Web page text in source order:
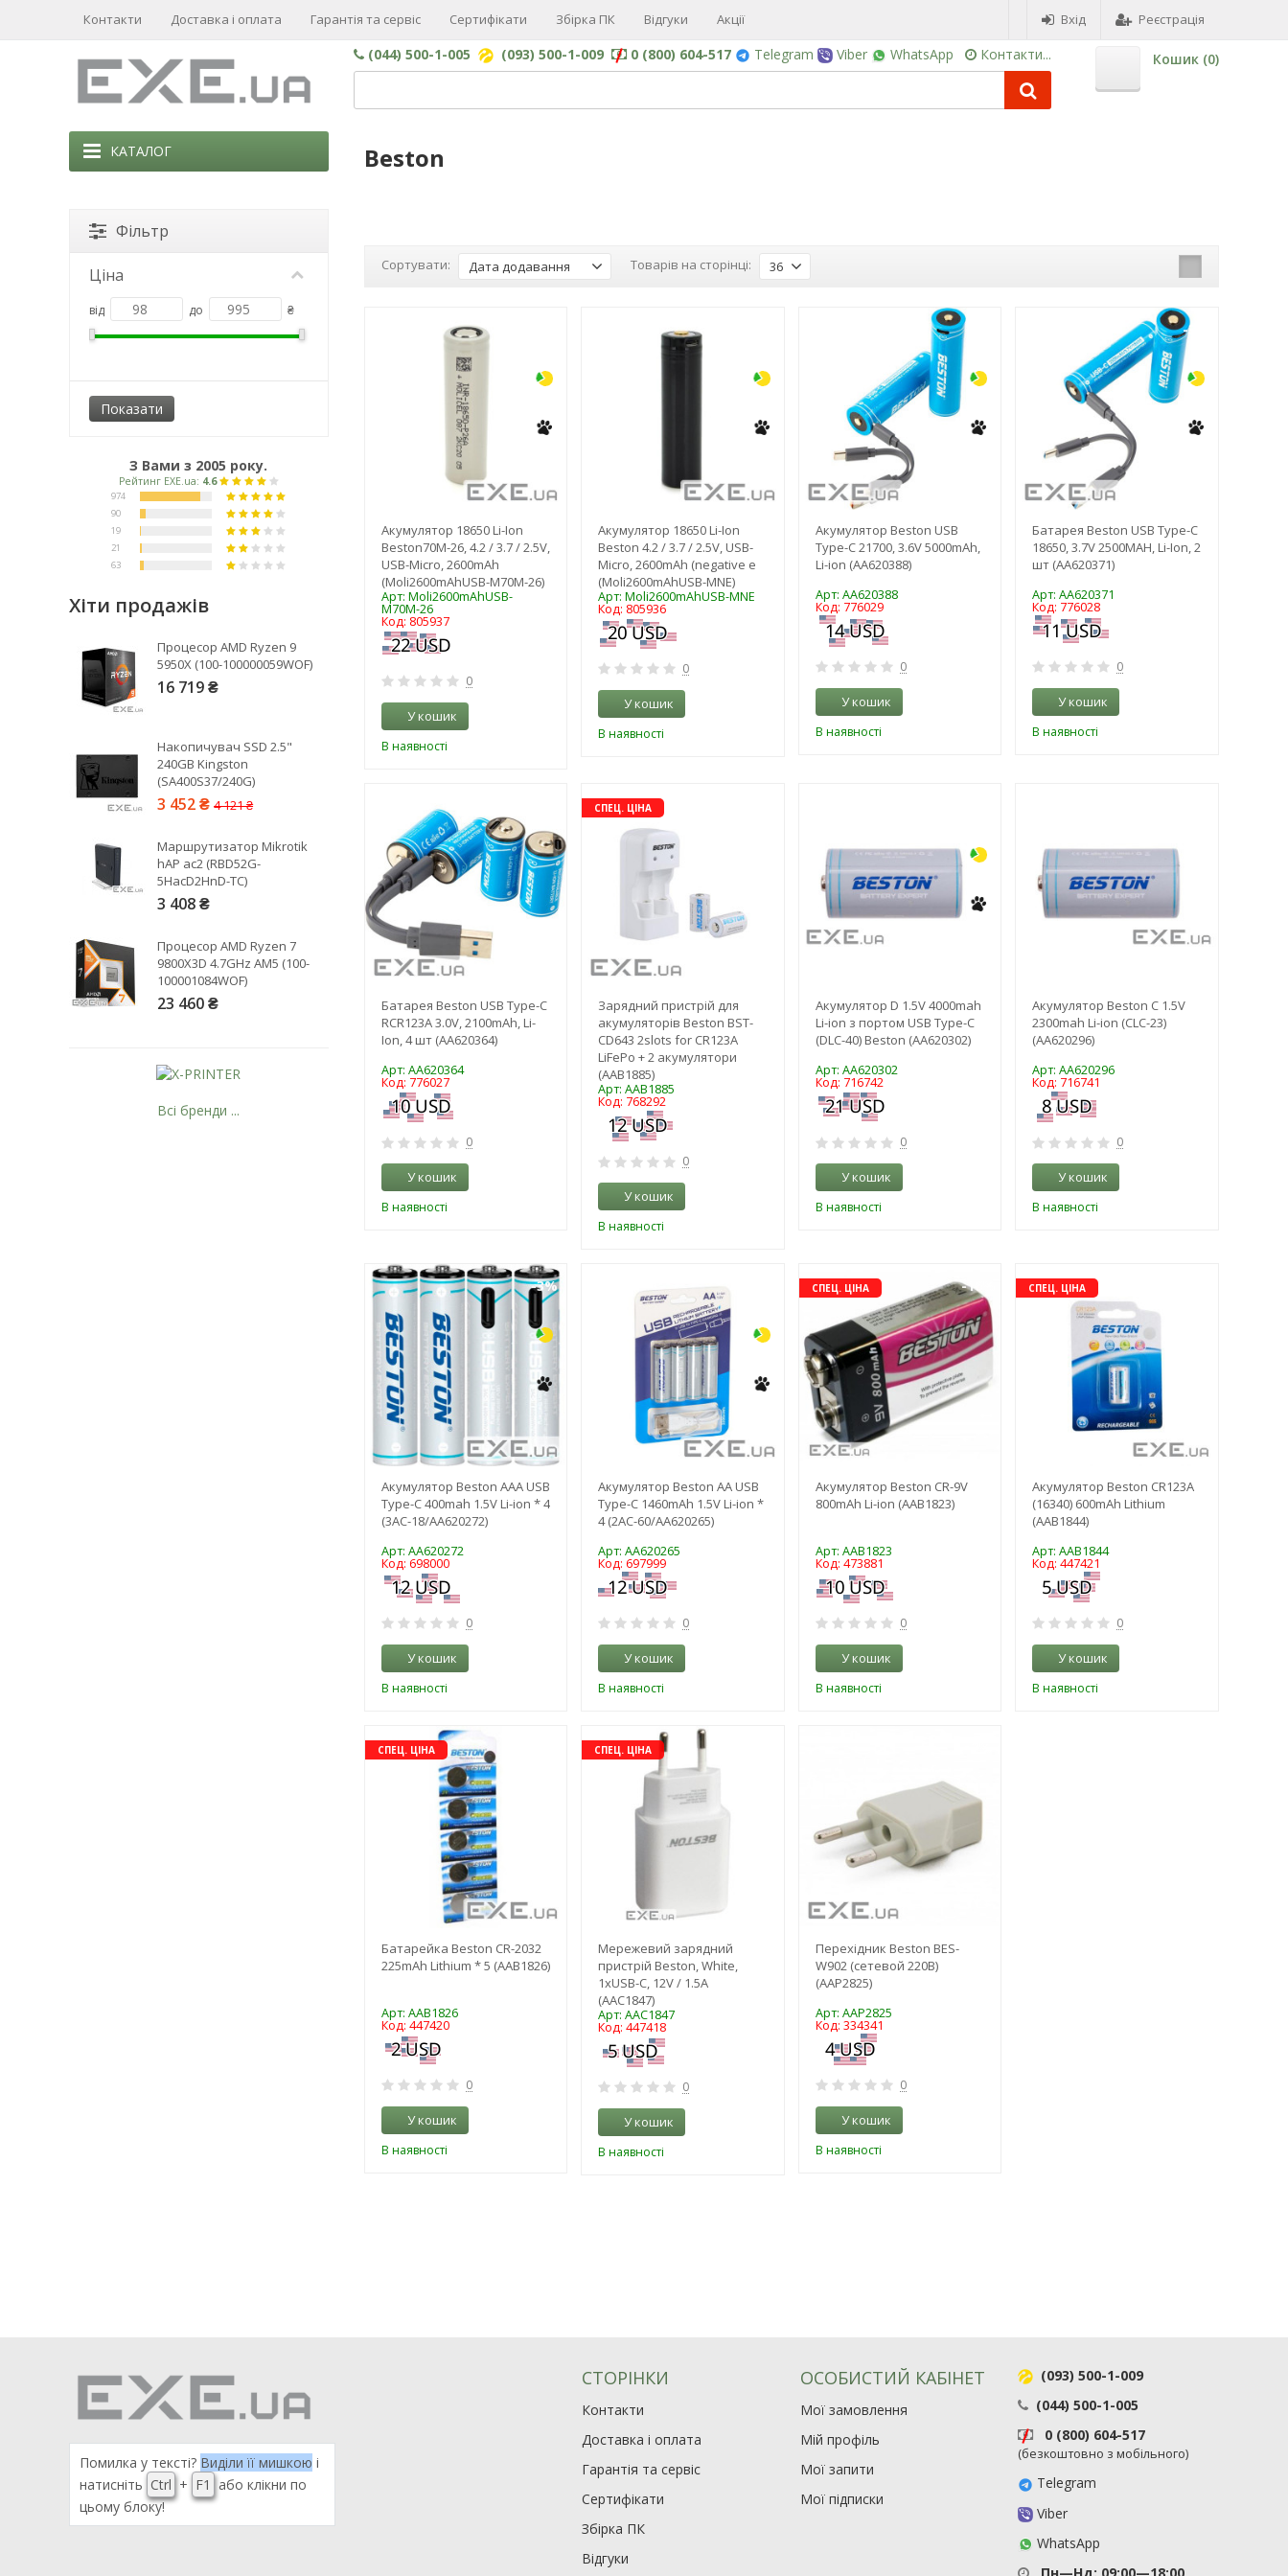
Контакти Доставка і оплата Гарантія та сервіс Сертифікати Збірка ПК Відгуки Акції Вхід Реєстрація
(044) 500-1-005 (093) 500-1-009 0 (800) 604-517 Telegram Viber WhatsApp Контакти... Кошик (0)
КАТАЛОГ Beston
Сортувати: Дата додавання Товарів на сторінці: 36
Акумулятор 18650 Li-Ion
Beston70M-26, 4.2 / 3.7 / 2.5V,
USB-Micro, 2600mAh
(Moli2600mAhUSB-M70M-26)
Арт: Moli2600mAhUSB-
M70M-26
Код: 805937
0
У кошик
В наявності
Акумулятор 18650 Li-Ion
Beston 4.2 / 3.7 / 2.5V, USB-
Micro, 2600mAh (negative e
(Moli2600mAhUSB-MNE)
Арт: Moli2600mAhUSB-MNE
Код: 805936
0
У кошик
В наявності
Акумулятор Beston USB
Type-C 21700, 3.6V 5000mAh,
Li-ion (AA620388)
Арт: AA620388
Код: 776029
0
У кошик
В наявності
-3%
Батарея Beston USB Type-C
18650, 3.7V 2500MAH, Li-Ion, 2
шт (AA620371)
Арт: AA620371
Код: 776028
0
У кошик
В наявності
Батарея Beston USB Type-C
RCR123A 3.0V, 2100mAh, Li-
Ion, 4 шт (AA620364)
Арт: AA620364
Код: 776027
0
У кошик
В наявності
СПЕЦ. ЦІНА
Зарядний пристрій для
акумуляторів Beston BST-
CD643 2slots for CR123A
LiFePo + 2 акумулятори
(AAB1885)
Арт: AAB1885
Код: 768292
0
У кошик
В наявності
Акумулятор D 1.5V 4000mah
Li-ion з портом USB Type-C
(DLC-40) Beston (AA620302)
Арт: AA620302
Код: 716742
0
У кошик
В наявності
Акумулятор Beston C 1.5V
2300mah Li-ion (CLC-23)
(AA620296)
Арт: AA620296
Код: 716741
0
У кошик
В наявності
-3%
Акумулятор Beston AAA USB
Type-C 400mah 1.5V Li-ion * 4
(3AC-18/AA620272)
Арт: AA620272
Код: 698000
0
У кошик
В наявності
Акумулятор Beston AA USB
Type-C 1460mAh 1.5V Li-ion *
4 (2AC-60/AA620265)
Арт: AA620265
Код: 697999
0
У кошик
В наявності
СПЕЦ. ЦІНА -16%
Акумулятор Beston CR-9V
800mAh Li-ion (AAB1823)
Арт: AAB1823
Код: 473881
0
У кошик
В наявності
СПЕЦ. ЦІНА
Акумулятор Beston CR123A
(16340) 600mAh Lithium
(AAB1844)
Арт: AAB1844
Код: 447421
0
У кошик
В наявності
СПЕЦ. ЦІНА
Батарейка Beston CR-2032
225mAh Lithium * 5 (AAB1826)
Арт: AAB1826
Код: 447420
0
У кошик
В наявності
СПЕЦ. ЦІНА
Мережевий зарядний
пристрій Beston, White,
1xUSB-C, 12V / 1.5A
(AAC1847)
Арт: AAC1847
Код: 447418
0
У кошик
В наявності
Перехідник Beston BES-
W902 (сетевой 220В)
(AAP2825)
Арт: AAP2825
Код: 334341
0
У кошик
В наявності
Фільтр
Ціна
від до ₴
З Вами з 2005 року.
Рейтинг EXE.ua:4.6
974
90
63
Хіти продажів
Процесор AMD Ryzen 9
5950X (100-100000059WOF)
16 719 ₴
Накопичувач SSD 2.5"
240GB Kingston
(SA400S37/240G)
3 452 ₴ 4 121 ₴
Маршрутизатор Mikrotik
hAP ac2 (RBD52G-
5HacD2HnD-TC)
3 408 ₴
Процесор AMD Ryzen 7
9800X3D 4.7GHz AM5 (100-
100001084WOF)
23 460 ₴
Всі бренди ...
Помилка у тексті? Виділи її мишкою і
натисніть Ctrl + F1
або клікни по
цьому блоку!
СТОРІНКИ
Контакти
Доставка і оплата
Гарантія та сервіс
Сертифікати
Збірка ПК
Відгуки
ОСОБИСТИЙ КАБІНЕТ
Мої замовлення
Мій профіль
Мої запити
Мої підписки
(093) 500-1-009
(044) 500-1-005
0 (800) 604-517
(безкоштовно з мобільного)
Telegram
Viber
WhatsApp